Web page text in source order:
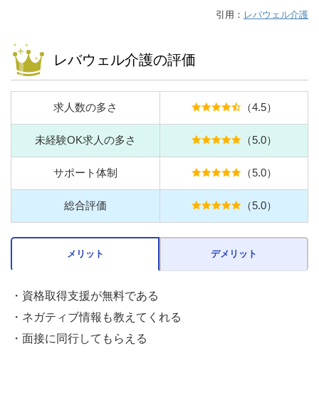
引用： レバウェル介護
レバウェル介護の評価
求人数の多さ （4.5）
未経験OK求人の多さ （5.0）
サポート体制 （5.0）
総合評価 （5.0）
メリット デメリット
・資格取得支援が無料である
・ネガティブ情報も教えてくれる
・面接に同行してもらえる